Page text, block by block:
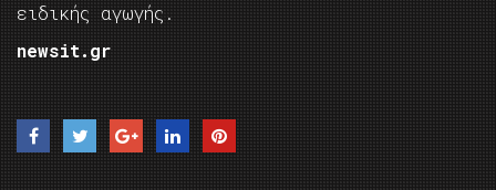
ειδικής αγωγής.
newsit.gr